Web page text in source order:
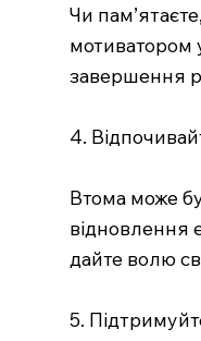
Чи
мотиватором
завершення
4.
Втома може
відновлення
дайте волю
5.